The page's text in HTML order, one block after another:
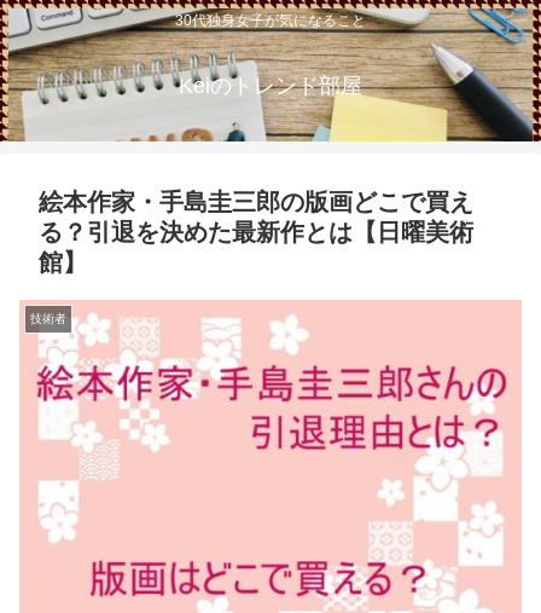
30代独身女子が気になること
Keiのトレンド部屋
絵本作家・手島圭三郎の版画どこで買え
る？引退を決めた最新作とは【日曜美術
館】
技術者